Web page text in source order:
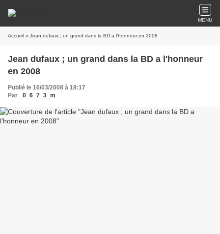
MENU
Accueil » Jean dufaux ; un grand dans la BD a l'honneur en 2008
Jean dufaux ; un grand dans la BD a l'honneur
en 2008
Publié le 16/03/2008 à 18:17
Par
_0_6_7_3_m